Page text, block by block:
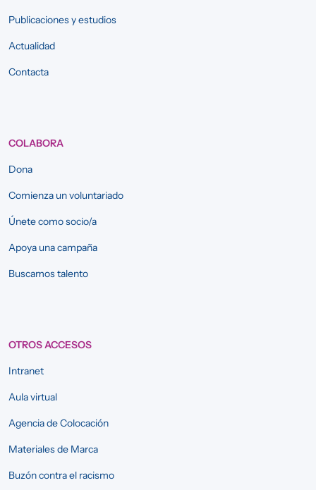
Publicaciones y estudios
Actualidad
Contacta
COLABORA
Dona
Comienza un voluntariado
Únete como socio/a
Apoya una campaña
Buscamos talento
OTROS ACCESOS
Intranet
Aula virtual
Agencia de Colocación
Materiales de Marca
Buzón contra el racismo